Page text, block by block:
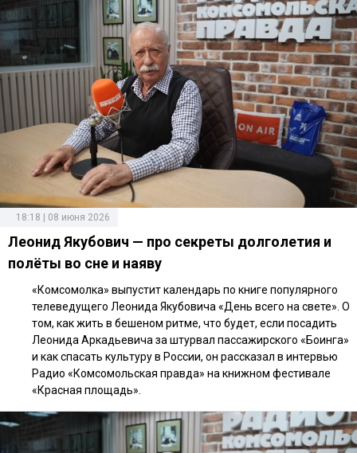
18:18 | 08 июня 2026
Леонид Якубович — про секреты долголетия и
полёты во сне и наяву
«Комсомолка» выпустит календарь по книге популярного
телеведущего Леонида Якубовича «День всего на свете». О
том, как жить в бешеном ритме, что будет, если посадить
Леонида Аркадьевича за штурвал пассажирского «Боинга»
и как спасать культуру в России, он рассказал в интервью
Радио «Комсомольская правда» на книжном фестивале
«Красная площадь».